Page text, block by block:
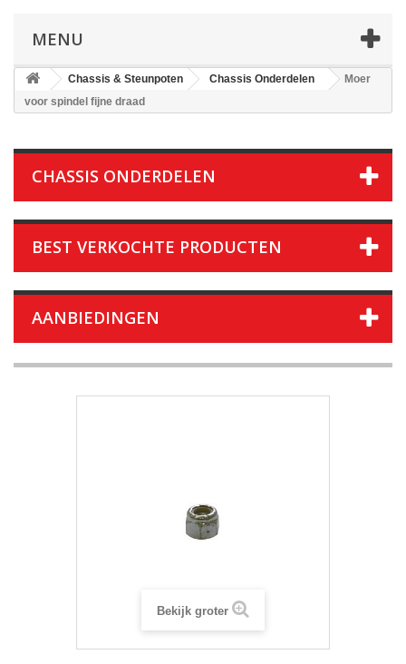
MENU
Chassis & Steunpoten Chassis Onderdelen
Moer
voor spindel fijne draad
CHASSIS ONDERDELEN
BEST VERKOCHTE PRODUCTEN
AANBIEDINGEN
Bekijk groter